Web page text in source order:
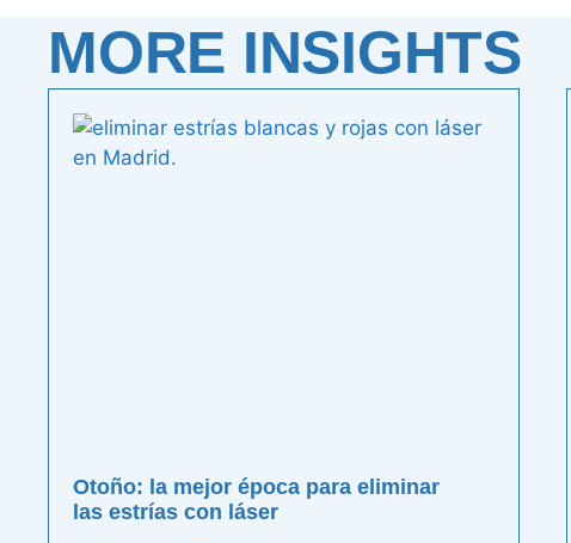
MORE INSIGHTS
Otoño: la mejor época para eliminar
las estrías con láser